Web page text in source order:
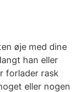
øje med dine
han eller
forlader rask
eller nogen